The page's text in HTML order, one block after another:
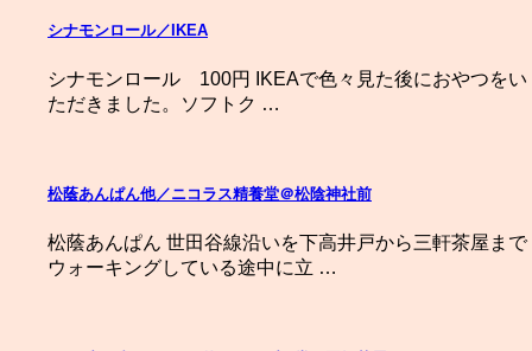
シナモンロール／IKEA
シナモンロール 100円 IKEAで色々見た後におやつをい
ただきました。ソフトク …
松蔭あんぱん他／ニコラス精養堂＠松陰神社前
松蔭あんぱん 世田谷線沿いを下高井戸から三軒茶屋まで
ウォーキングしている途中に立 …